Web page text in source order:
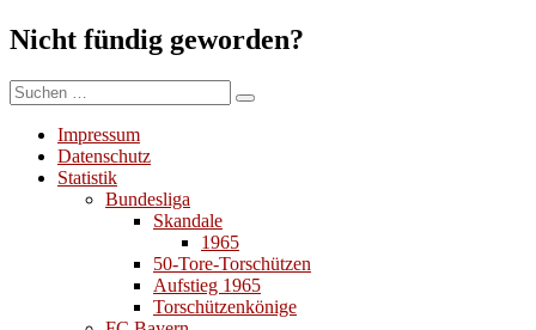
Nicht fündig geworden?
Suchen
nach:
Suchen
Impressum
Datenschutz
Statistik
Bundesliga
Skandale
1965
50-Tore-Torschützen
Aufstieg 1965
Torschützenkönige